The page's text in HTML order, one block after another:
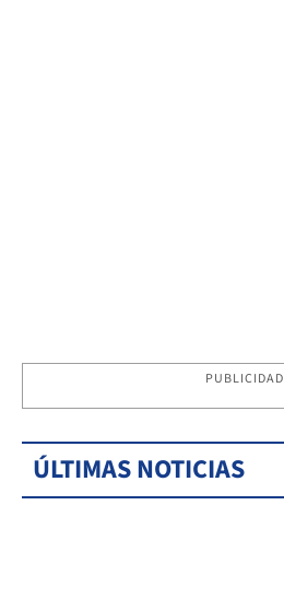
PUBLICIDAD
ÚLTIMAS NOTICIAS